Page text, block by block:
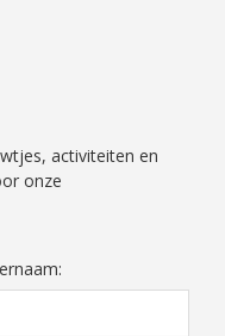
activiteiten en
onze